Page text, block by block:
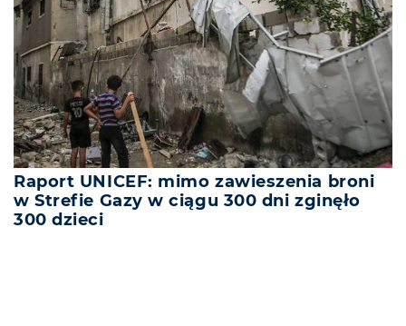
Raport UNICEF: mimo zawieszenia broni
w Strefie Gazy w ciągu 300 dni zginęło
300 dzieci